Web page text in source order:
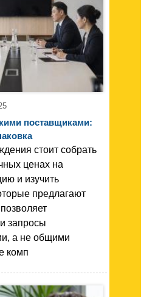
поставщиками:
стоит собрать
ценах на
и изучить
предлагают
запросы
а не общими
комп